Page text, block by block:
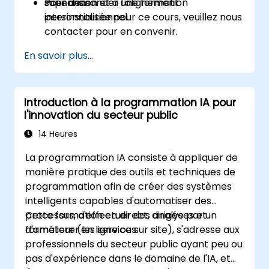
interinstitutionnel.
personnalisée pour ce cours, veuillez nous
contacter pour en convenir.
En savoir plus...
Introduction à la programmation IA pour
l'innovation du secteur public
14 Heures
La programmation IA consiste à appliquer de
manière pratique des outils et techniques de
programmation afin de créer des systèmes
intelligents capables d'automatiser des
processus, d'effectuer des analyses et
d'améliorer les services.
Cette formation en direct, dirigée par un
formateur (en ligne ou sur site), s'adresse aux
professionnels du secteur public ayant peu ou
pas d'expérience dans le domaine de l'IA, et